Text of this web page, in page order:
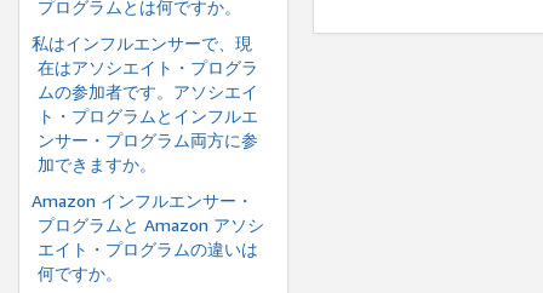
プログラムとは何ですか。
私はインフルエンサーで、現
在はアソシエイト・プログラ
ムの参加者です。アソシエイ
ト・プログラムとインフルエ
ンサー・プログラム両方に参
加できますか。
Amazon インフルエンサー・
プログラムと Amazon アソシ
エイト・プログラムの違いは
何ですか。